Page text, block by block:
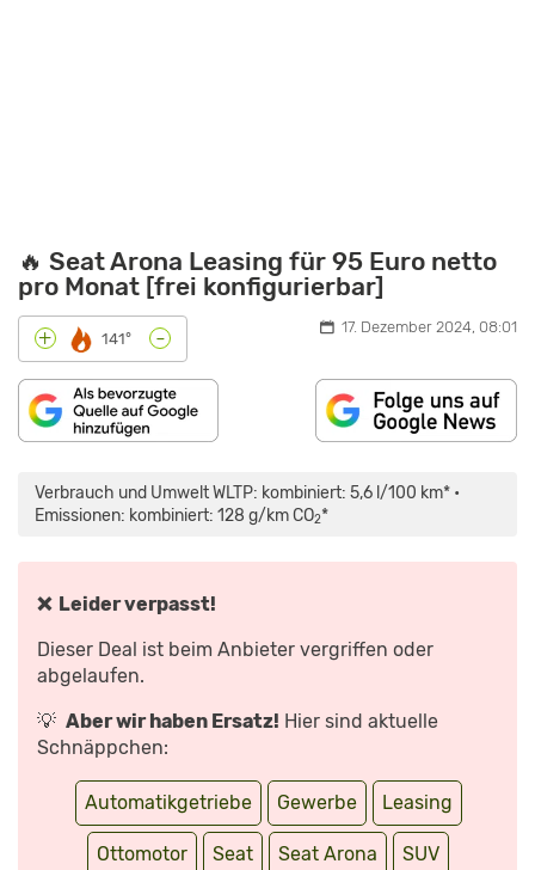
🔥 Seat Arona Leasing für 95 Euro netto
pro Monat [frei konfigurierbar]
+ 141° - 17. Dezember 2024, 08:01
Verbrauch und Umwelt WLTP: kombiniert: 5,6 l/100 km* •
Emissionen: kombiniert: 128 g/km CO2*
❌ Leider verpasst!
Dieser Deal ist beim Anbieter vergriffen oder
abgelaufen.
💡 Aber wir haben Ersatz! Hier sind aktuelle
Schnäppchen:
Automatikgetriebe Gewerbe Leasing
Ottomotor Seat Seat Arona SUV
1.0
TSI:
REICHEN
TESTER
MOTOR
UND
SPORT“
VON
ANZEIGEN